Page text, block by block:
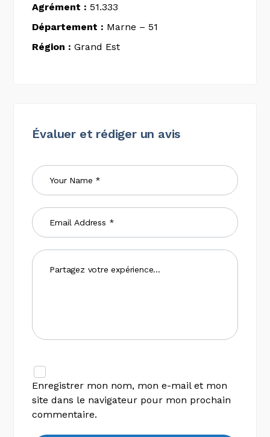
Agrément : 51.333
Département : Marne – 51
Région : Grand Est
Évaluer et rédiger un avis
Enregistrer mon nom, mon e-mail et mon
site dans le navigateur pour mon prochain
commentaire.